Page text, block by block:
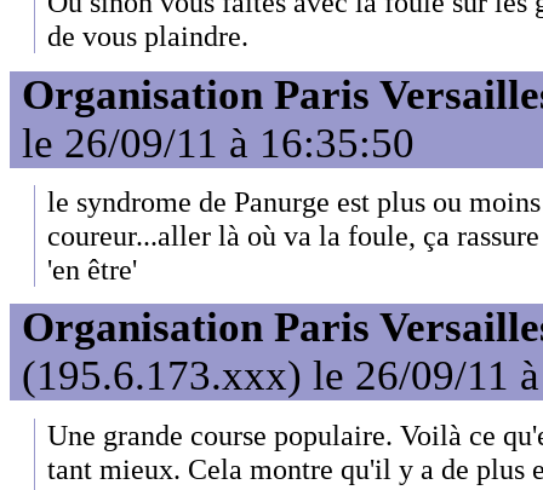
de vous plaindre.
Organisation Paris
le 26/09/11 à 16:35:50
le syndrome de Panurge est plus ou
coureur...aller là où va la foule, ça
'en être'
Organisation Paris
(195.6.173.xxx) le 26/09/11
Une grande course populaire. Voilà ce
tant mieux. Cela montre qu'il y a de plus